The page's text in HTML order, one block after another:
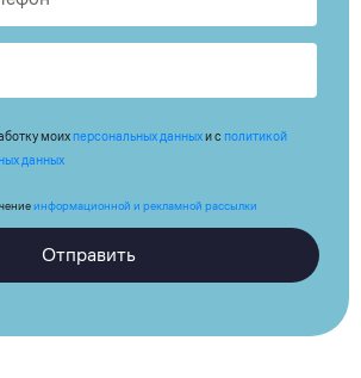
моих персональных данныхи с политикой
данных
информационной и рекламной рассылки
Отправить